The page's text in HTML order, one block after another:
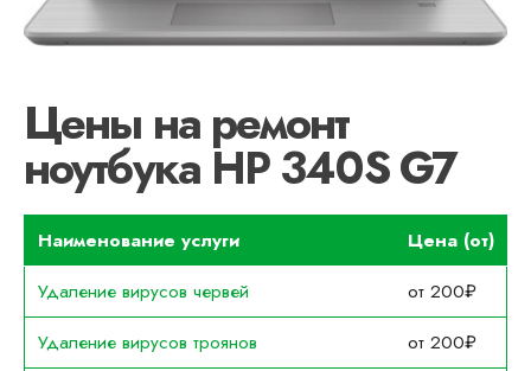
Цены на ремонт
ноутбука HP 340S G7
Наименование услуги
Цена (от)
Удаление вирусов червей
от 200₽
Удаление вирусов троянов
от 200₽